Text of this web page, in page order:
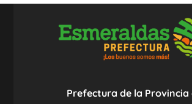
Prefectura de la Provincia